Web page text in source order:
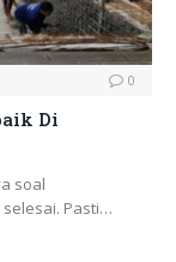
0
Di
soal
Pasti…